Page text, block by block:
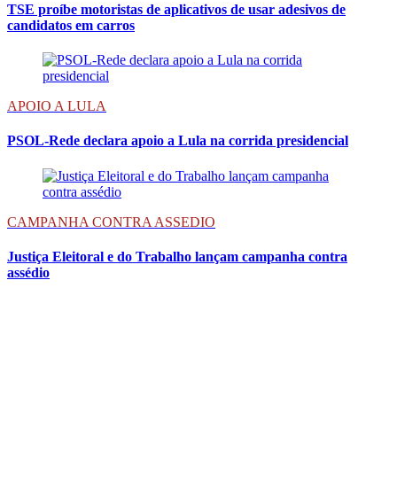
TSE proíbe motoristas de aplicativos de usar adesivos de
candidatos em carros
APOIO A LULA
PSOL-Rede declara apoio a Lula na corrida presidencial
CAMPANHA CONTRA ASSEDIO
Justiça Eleitoral e do Trabalho lançam campanha contra
assédio